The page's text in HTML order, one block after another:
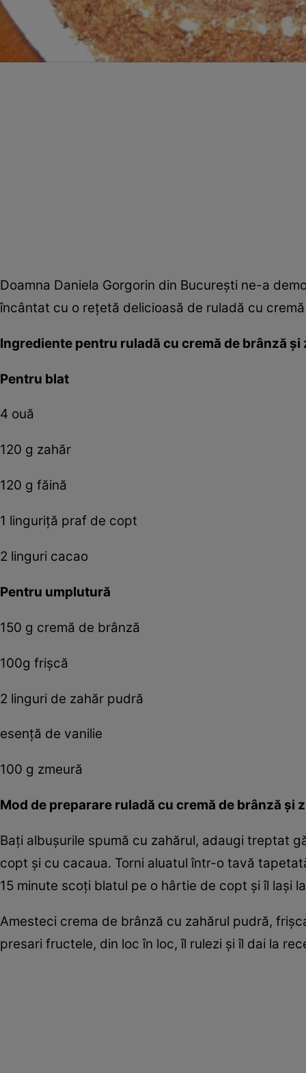
Doamna Daniela Gorgorin din Bucureşti ne-a
încântat cu o reţetă delicioasă de ruladă cu
Ingrediente pentru ruladă cu cremă de brânză şi
Pentru blat
4 ouă
120 g zahăr
120 g făină
1 linguriţă praf de copt
2 linguri cacao
Pentru umplutură
150 g cremă de brânză
100g frişcă
2 linguri de zahăr pudră
esenţă de vanilie
100 g zmeură
Mod de preparare ruladă cu cremă de brânză şi
Baţi albuşurile spumă cu zahărul, adaugi treptat
copt şi cu cacaua. Torni aluatul într-o tavă
15 minute scoţi blatul pe o hârtie de copt şi îl laşi
Amesteci crema de brânză cu zahărul pudră,
presari fructele, din loc în loc, îl rulezi şi îl dai la